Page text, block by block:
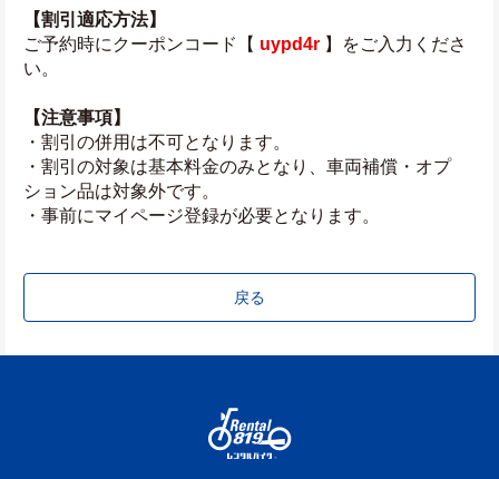
【割引適応方法】
ご予約時にクーポンコード【 uypd4r 】をご入力くださ
い。
【注意事項】
・割引の併用は不可となります。
・割引の対象は基本料金のみとなり、車両補償・オプ
ション品は対象外です。
・事前にマイページ登録が必要となります。
戻る